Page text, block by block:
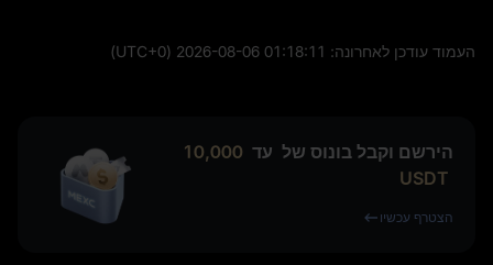
העמוד עודכן לאחרונה: 2026-08-06 01:18:11
(UTC+0)
הירשם וקבל בונוס של עד 10,000
USDT
הצטרף עכשיו